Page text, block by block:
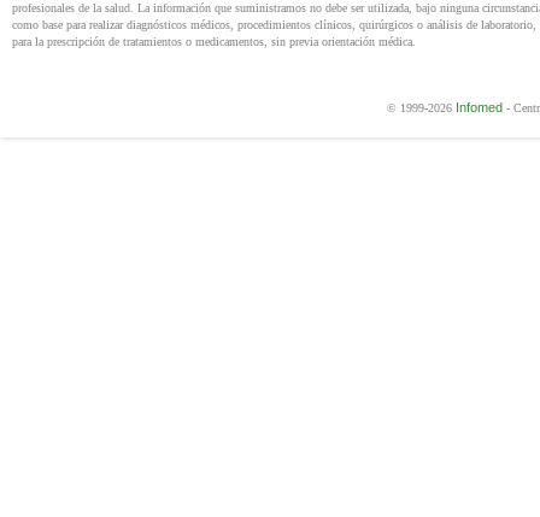
profesionales de la salud. La información que suministramos no debe ser utilizada, bajo ninguna
como base para realizar diagnósticos médicos, procedimientos clínicos, quirúrgicos o análisis de laboratorio,
para la prescripción de tratamientos o medicamentos, sin previa orientación médica.
© 1999-2026 Infomed -